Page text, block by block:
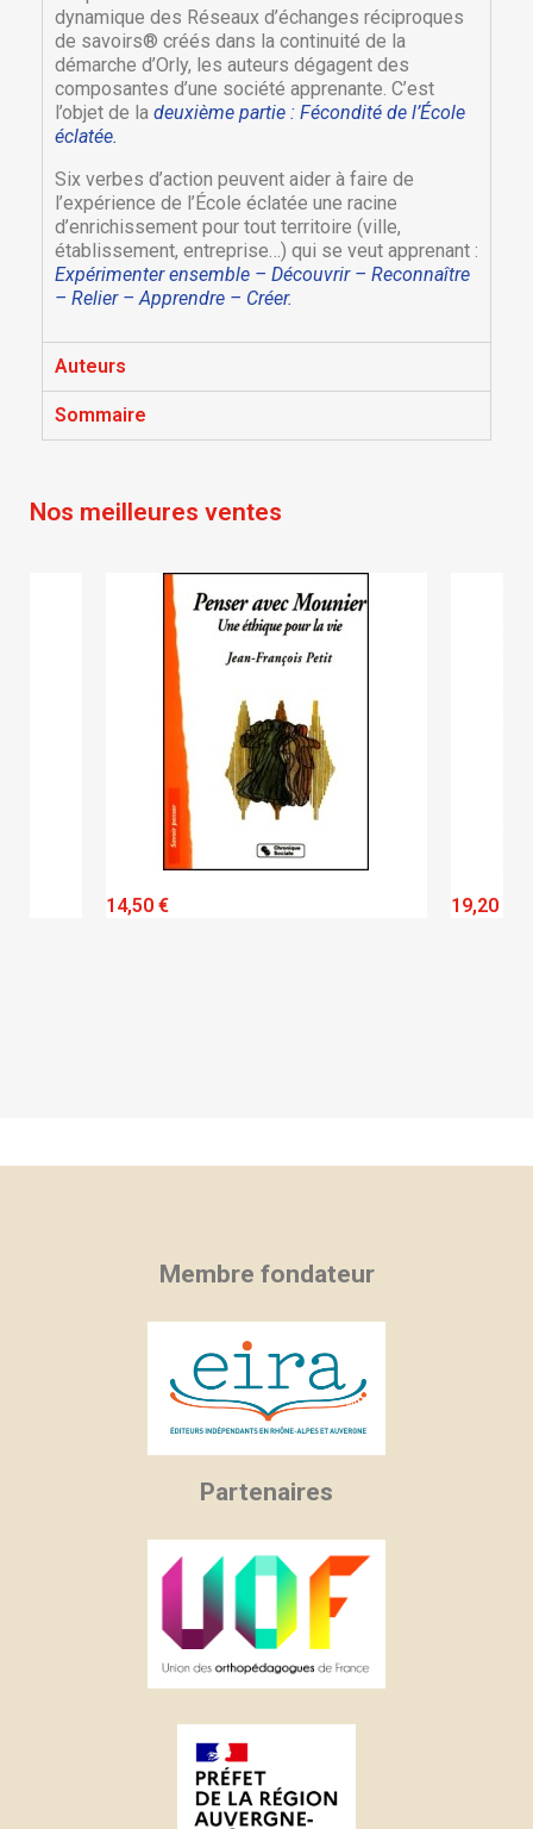
Ajouter à ma liste d'envies ×
add_circle_outline Créer une nouvelle liste
Créer une liste d'envies ×
Nom de la liste d'envies
Annuler
Connexion
Vous devez être connecté pour ajouter des produits
à votre liste d'envies.
dynamique des Réseaux d’échanges réciproques
de savoirs® créés dans la continuité de la
démarche d’Orly, les auteurs dégagent des
composantes d’une société apprenante. C’est
l’objet de la deuxième partie : Fécondité de l’École
éclatée.
Six verbes d’action peuvent aider à faire de
l’expérience de l’École éclatée une racine
d’enrichissement pour tout territoire (ville,
établissement, entreprise…) qui se veut apprenant :
Expérimenter ensemble – Découvrir – Reconnaître
– Relier – Apprendre – Créer.
Auteurs
Sommaire
Nos meilleures ventes
14,50 € 19,20 €
Membre fondateur
Partenaires